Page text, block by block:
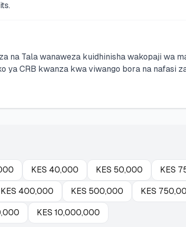
na Tala wanaweza kuidhinisha wakopaji wa
ya CRB kwanza kwa viwango bora na nafasi
KES 40,000 KES 50,000 KES
KES 400,000 KES 500,000 KES
KES 10,000,000